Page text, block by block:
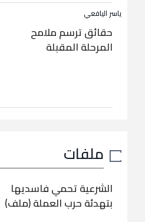
ياسر اليافعي
حقائق ترسم ملامح
المرحلة المقبلة
ملفات
الشرعية تحمي فاسديها
بتهدئة حرب العملة (ملف)